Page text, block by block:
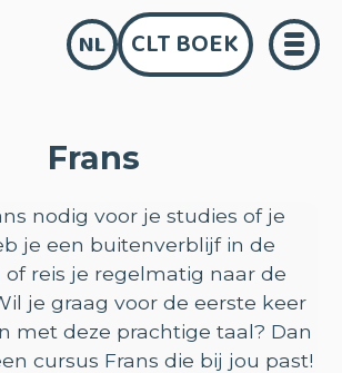
NL CLT BOEK
Frans
nodig voor je studies of je
je een buitenverblijf in de
reis je regelmatig naar de
je graag voor de eerste keer
met deze prachtige taal? Dan
cursus Frans die bij jou past!